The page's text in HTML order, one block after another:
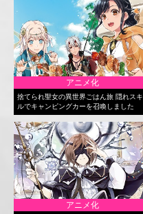
アニメ化
捨てられ聖女の異世界ごはん旅 隠れスキ
ルでキャンピングカーを召喚しました
アニメ化